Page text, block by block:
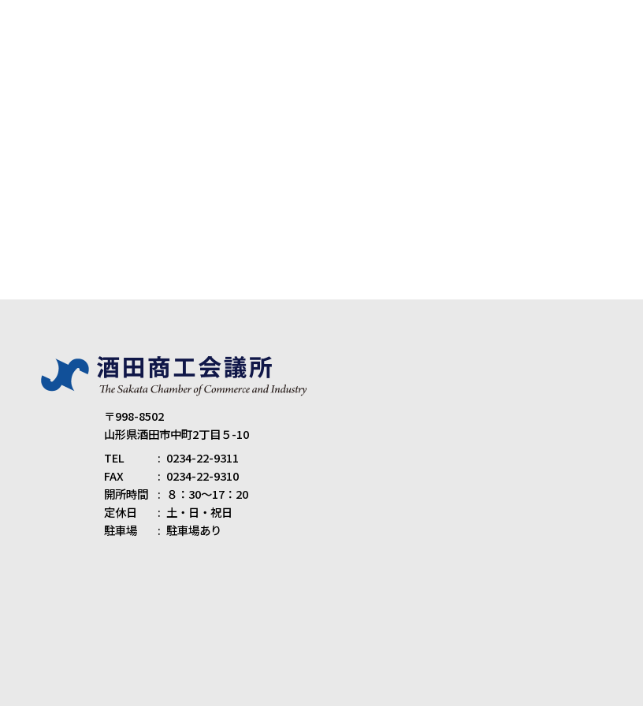
〒998-8502
山形県酒田市中町2丁目５-10
TEL
0234-22-9311
FAX
0234-22-9310
開所時間
８：30～17：20
定休日
土・日・祝日
駐車場
駐車場あり